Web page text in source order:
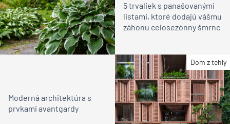
5 trvaliek s panašovanými
listami, ktoré dodajú vášmu
záhonu celosezónny šmrnc
Dom z tehly
Moderná architektúra s
prvkami avantgardy